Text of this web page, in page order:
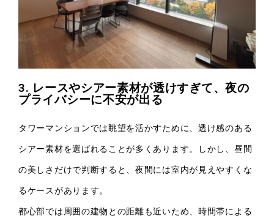
3. レースやシアー素材が透けすぎて、夜の
プライバシーに不安が出る
タワーマンションでは眺望を活かすために、透け感のある
シアー素材を選ばれることが多くあります。しかし、昼間
の美しさだけで判断すると、夜間には室内が見えやすくな
るケースがあります。
都心部では周囲の建物との距離も近いため、時間帯による